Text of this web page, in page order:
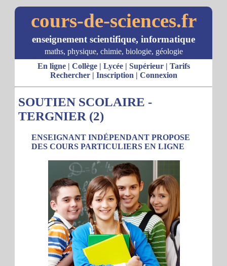
cours-de-sciences.fr
enseignement scientifique, informatique
maths, physique, chimie, biologie, géologie
En ligne| Collège| Lycée| Supérieur| Tarifs
Rechercher| Inscription | Connexion
SOUTIEN SCOLAIRE -
TERGNIER (2)
ENSEIGNANT INDÉPENDANT PROPOSE
DES COURS PARTICULIERS EN LIGNE